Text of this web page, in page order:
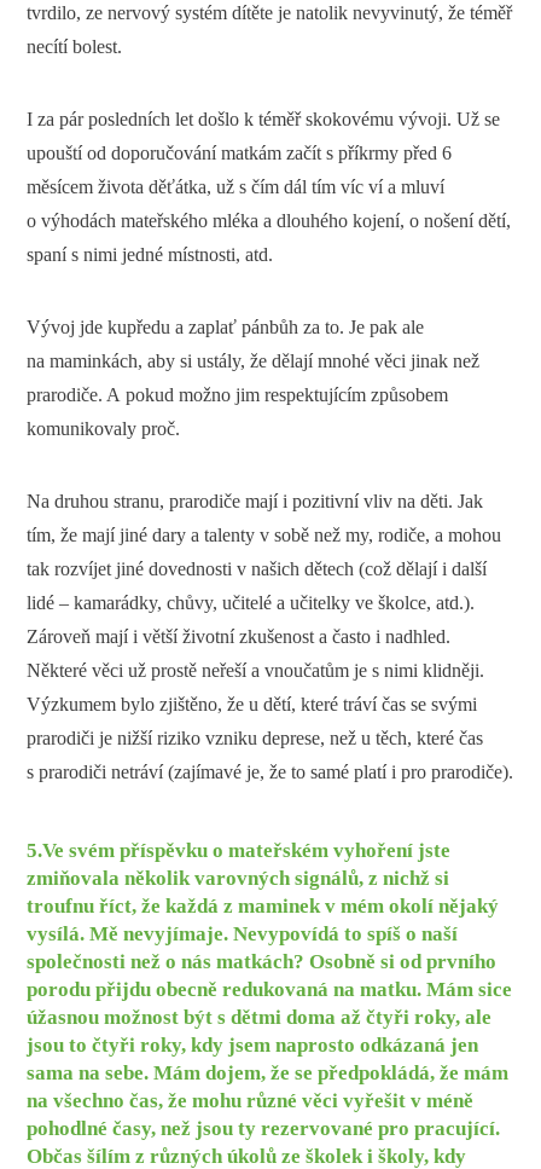
tvrdilo, ze nervový systém dítěte je natolik nevyvinutý, že téměř
necítí bolest.
I za pár posledních let došlo k téměř skokovému vývoji. Už se
upouští od doporučování matkám začít s příkrmy před 6
měsícem života děťátka, už s čím dál tím víc ví a mluví
o výhodách mateřského mléka a dlouhého kojení, o nošení dětí,
spaní s nimi jedné místnosti, atd.
Vývoj jde kupředu a zaplať pánbůh za to. Je pak ale
na maminkách, aby si ustály, že dělají mnohé věci jinak než
prarodiče. A pokud možno jim respektujícím způsobem
komunikovaly proč.
Na druhou stranu, prarodiče mají i pozitivní vliv na děti. Jak
tím, že mají jiné dary a talenty v sobě než my, rodiče, a mohou
tak rozvíjet jiné dovednosti v našich dětech (což dělají i další
lidé – kamarádky, chůvy, učitelé a učitelky ve školce, atd.).
Zároveň mají i větší životní zkušenost a často i nadhled.
Některé věci už prostě neřeší a vnoučatům je s nimi klidněji.
Výzkumem bylo zjištěno, že u dětí, které tráví čas se svými
prarodiči je nižší riziko vzniku deprese, než u těch, které čas
s prarodiči netráví (zajímavé je, že to samé platí i pro prarodiče).
5.Ve svém příspěvku o mateřském vyhoření jste
zmiňovala několik varovných signálů, z nichž si
troufnu říct, že každá z maminek v mém okolí nějaký
vysílá. Mě nevyjímaje. Nevypovídá to spíš o naší
společnosti než o nás matkách? Osobně si od prvního
porodu přijdu obecně redukovaná na matku. Mám sice
úžasnou možnost být s dětmi doma až čtyři roky, ale
jsou to čtyři roky, kdy jsem naprosto odkázaná jen
sama na sebe. Mám dojem, že se předpokládá, že mám
na všechno čas, že mohu různé věci vyřešit v méně
pohodlné časy, než jsou ty rezervované pro pracující.
Občas šílím z různých úkolů ze školek i školy, kdy